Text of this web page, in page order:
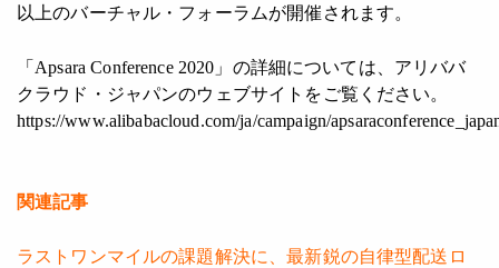
以上のバーチャル・フォーラムが開催されます。
「Apsara Conference 2020」の詳細については、アリババ
クラウド・ジャパンのウェブサイトをご覧ください。
https://www.alibabacloud.com/ja/campaign/
関連記事
ラストワンマイルの課題解決に、最新鋭の自律型配送ロ